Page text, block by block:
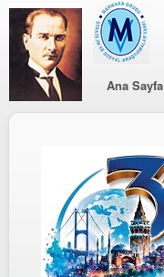
Ana Sayfa